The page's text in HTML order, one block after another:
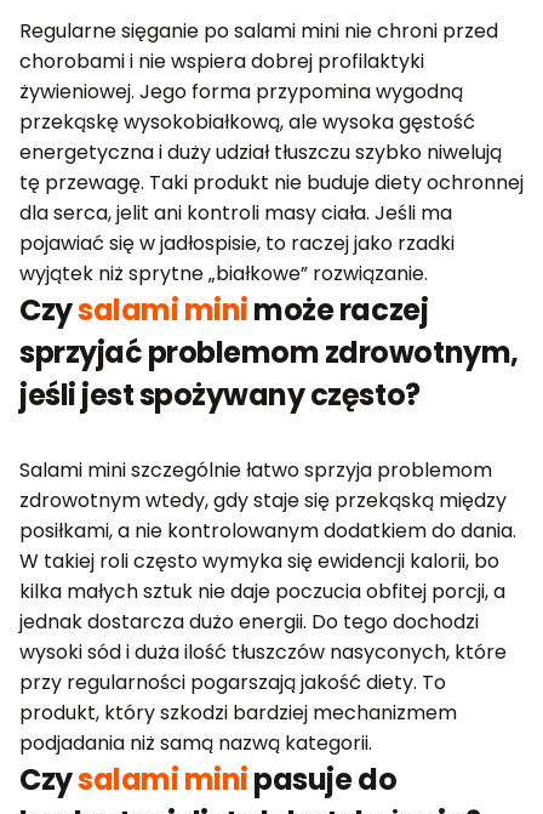
Regularne sięganie po salami mini nie chroni przed
chorobami i nie wspiera dobrej profilaktyki
żywieniowej. Jego forma przypomina wygodną
przekąskę wysokobiałkową, ale wysoka gęstość
energetyczna i duży udział tłuszczu szybko niwelują
tę przewagę. Taki produkt nie buduje diety ochronnej
dla serca, jelit ani kontroli masy ciała. Jeśli ma
pojawiać się w jadłospisie, to raczej jako rzadki
wyjątek niż sprytne „białkowe” rozwiązanie.
Czysalami minimoże raczej
sprzyjać problemom zdrowotnym,
jeśli jest spożywany często?
Salami mini szczególnie łatwo sprzyja problemom
zdrowotnym wtedy, gdy staje się przekąską między
posiłkami, a nie kontrolowanym dodatkiem do dania.
W takiej roli często wymyka się ewidencji kalorii, bo
kilka małych sztuk nie daje poczucia obfitej porcji, a
jednak dostarcza dużo energii. Do tego dochodzi
wysoki sód i duża ilość tłuszczów nasyconych, które
przy regularności pogarszają jakość diety. To
produkt, który szkodzi bardziej mechanizmem
podjadania niż samą nazwą kategorii.
Czysalami minipasuje do